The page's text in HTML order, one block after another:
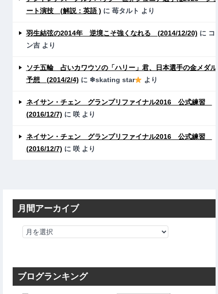
ート演技 (解説：英語 ) に 苺タルト より
羽生結弦の2014年 逆境こそ強くなれる (2014/12/20) に コ
ン吉より
ソチ五輪 占いカワウソの「ハリー」君、日本選手の金メダル
予想 (2014/2/4) に ❄skating star より
ネイサン・チェン グランプリファイナル2016 公式練習
(2016/12/7) に 咲より
ネイサン・チェン グランプリファイナル2016 公式練習
(2016/12/7) に 咲より
月間アーカイブ
ブログランキング